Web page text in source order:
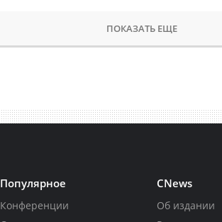
ПОКАЗАТЬ ЕЩЕ
Популярное
Конференции
CNews
Об издании